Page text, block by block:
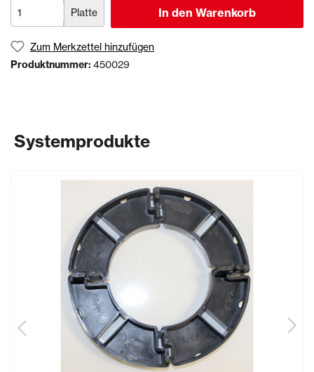
Platte In den Warenkorb
Zum Merkzettel hinzufügen
Produktnummer: 450029
Systemprodukte